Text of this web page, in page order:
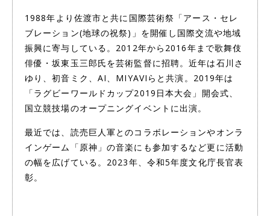
1988年より佐渡市と共に国際芸術祭「アース・セレ
ブレーション(地球の祝祭)」を開催し国際交流や地域
振興に寄与している。2012年から2016年まで歌舞伎
俳優・坂東玉三郎氏を芸術監督に招聘。近年は石川さ
ゆり、初音ミク、AI、MIYAVIらと共演。2019年は
「ラグビーワールドカップ2019日本大会」開会式、
国立競技場のオープニングイベントに出演。
最近では、読売巨人軍とのコラボレーションやオンラ
インゲーム「原神」の音楽にも参加するなど更に活動
の幅を広げている。2023年、令和5年度文化庁長官表
彰。